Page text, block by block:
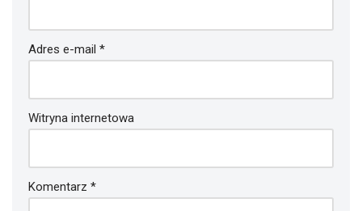
Adres e-mail *
Witryna internetowa
Komentarz *